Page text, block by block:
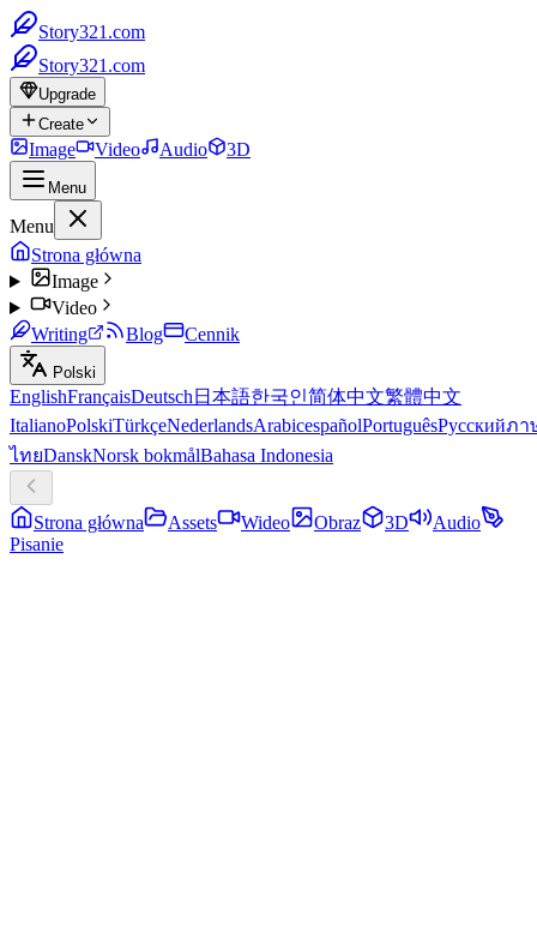
Story321.com
Story321.com
Upgrade
Create
Image Video Audio 3D
Menu
Menu
Strona główna
Image
Video
Writing
Blog Cennik
Polski
EnglishFrançaisDeutsch 日本語한국인简体中文繁體中文
ItalianoPolskiTürkçeNederlandsArabicespañolPortuguêsРусскийภา
ไทยDanskNorsk bokmålBahasa Indonesia
Strona główna Assets Wideo Obraz 3D
Audio
Pisanie